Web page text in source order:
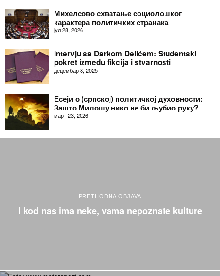
Михелсово схватање социолошког
карактера политичких странака
јул 28, 2026
Intervju sa Darkom Delićem: Studentski
pokret između fikcija i stvarnosti
децембар 8, 2025
Есеји о (српској) политичкој духовности:
Зашто Милошу нико не би љубио руку?
март 23, 2026
PRETHODNA OBJAVA
I kod nas ima neke, vama nepoznate kulture